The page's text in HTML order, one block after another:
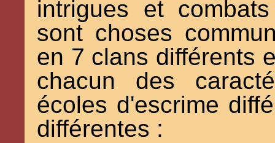
intrigues et
sont choses
en 7 clans différents
chacun des
écoles d'escrime
différentes :